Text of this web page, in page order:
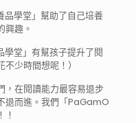
學堂」幫助了自己培養
興趣。
堂」有幫孩子提升了閱
不少時間想呢！）
，在閱讀能力最容易退步
退而進。我們「PaGamO
！